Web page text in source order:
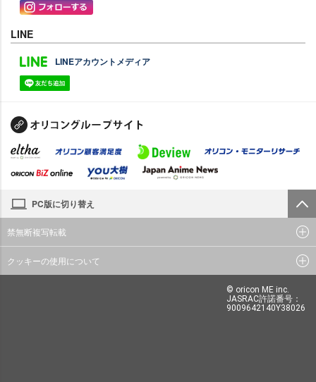
LINE
LINEアカウントメディア
PC版に切り替え
禁無断複写転載
クッキーの使用について
© oricon ME inc.
JASRAC許諾番号：
9009642140Y38026